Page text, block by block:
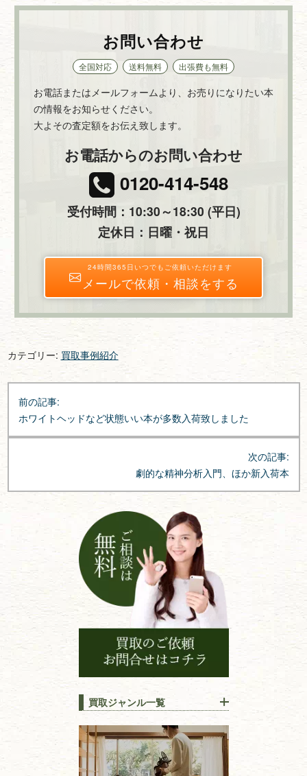
お問い合わせ
全国対応 送料無料 出張費も無料
お電話またはメールフォームより、お売りになりたい本
の情報をお知らせください。
大よその査定額をお伝え致します。
お電話からのお問い合わせ
0120-414-548
受付時間：10:30～18:30 (平日)
定休日：日曜・祝日
24時間365日いつでもご依頼いただけます
メールで依頼・相談をする
カテゴリー: 買取事例紹介
投
稿
ナ
前の記事:
ホワイトヘッドなど状態いい本が多数入荷致しました
次の記事:
劇的な精神分析入門、ほか新入荷本
買取ジャンル一覧
江戸時代の書物
唐本・漢籍・
中国書物・朝鮮本